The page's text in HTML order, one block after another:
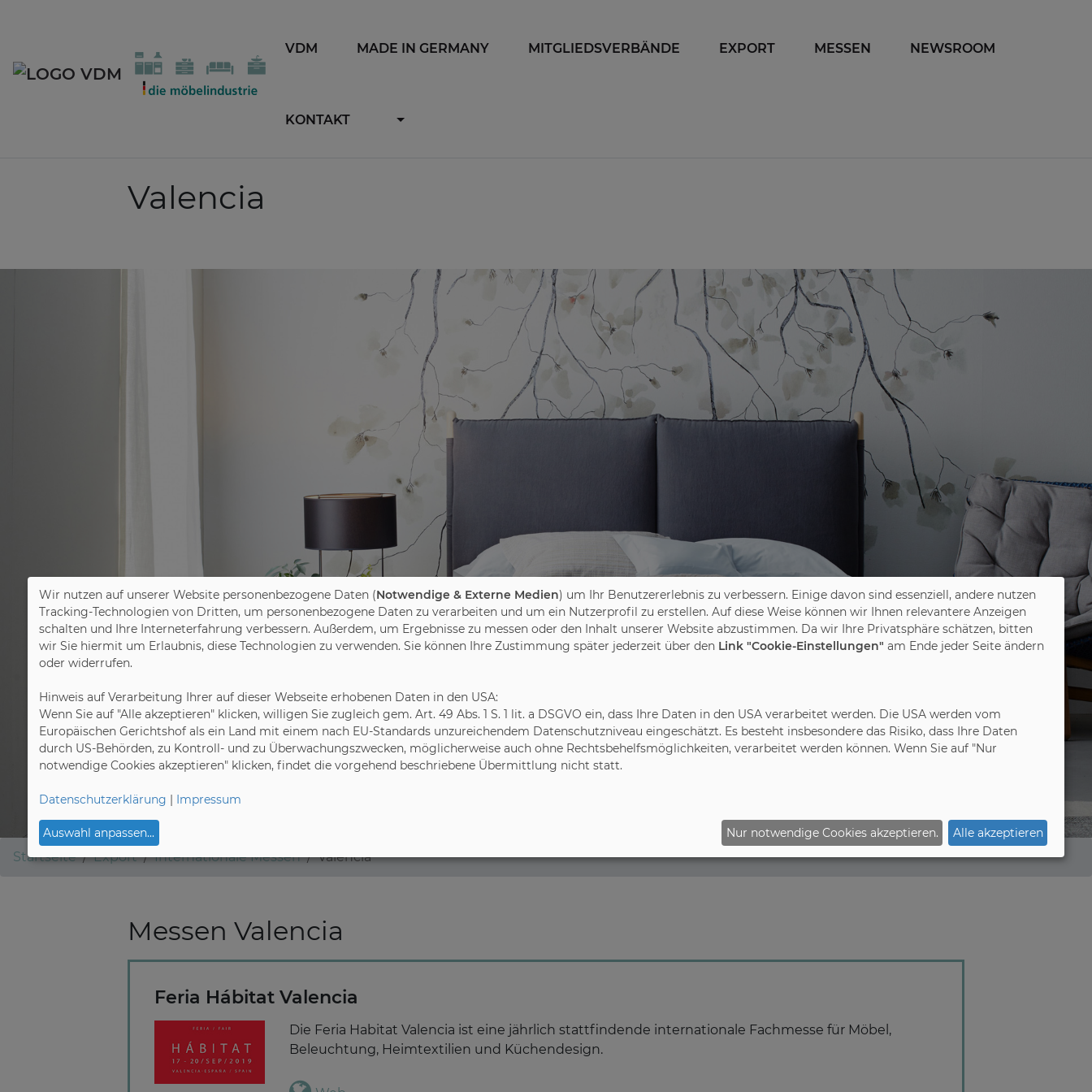
VDM MADE IN GERMANY MITGLIEDSVERBÄNDE EXPORT MESSEN NEWSROOM
KONTAKT
Valencia
Startseite Export Internationale Messen Valencia
Messen Valencia
Feria Hábitat Valencia
Die Feria Habitat Valencia ist eine jährlich stattfindende internationale Fachmesse für Möbel,
Beleuchtung, Heimtextilien und Küchendesign.
Wir nutzen auf unserer Website personenbezogene Daten (Notwendige & Externe Medien) um Ihr Benutzererlebnis zu verbessern. Einige davon sind essenziell, andere nutzen
Tracking-Technologien von Dritten, um personenbezogene Daten zu verarbeiten und um ein Nutzerprofil zu erstellen. Auf diese Weise können wir Ihnen relevantere Anzeigen
schalten und Ihre Interneterfahrung verbessern. Außerdem, um Ergebnisse zu messen oder den Inhalt unserer Website abzustimmen. Da wir Ihre Privatsphäre schätzen, bitten
wir Sie hiermit um Erlaubnis, diese Technologien zu verwenden. Sie können Ihre Zustimmung später jederzeit über den Link "Cookie-Einstellungen" am Ende jeder Seite ändern
oder widerrufen.
Hinweis auf Verarbeitung Ihrer auf dieser Webseite erhobenen Daten in den USA:
Wenn Sie auf "Alle akzeptieren" klicken, willigen Sie zugleich gem. Art. 49 Abs. 1 S. 1 lit. a DSGVO ein, dass Ihre Daten in den USA verarbeitet werden. Die USA werden vom
Europäischen Gerichtshof als ein Land mit einem nach EU-Standards unzureichendem Datenschutzniveau eingeschätzt. Es besteht insbesondere das Risiko, dass Ihre Daten
durch US-Behörden, zu Kontroll- und zu Überwachungszwecken, möglicherweise auch ohne Rechtsbehelfsmöglichkeiten, verarbeitet werden können. Wenn Sie auf "Nur
notwendige Cookies akzeptieren" klicken, findet die vorgehend beschriebene Übermittlung nicht statt.
Datenschutzerklärung | Impressum
Auswahl anpassen... Nur notwendige Cookies akzeptieren. Alle akzeptieren